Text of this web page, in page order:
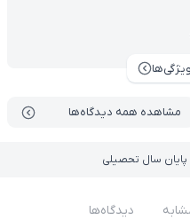
مشاهده همه دیدگاه‌ها
پایان سال تحصیلی
دیدگاه‌ها